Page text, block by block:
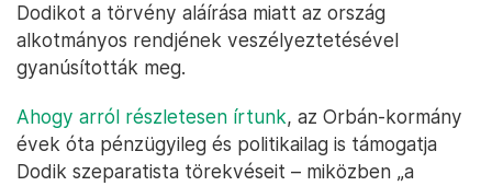
Dodikot a törvény aláírása miatt az ország
alkotmányos rendjének veszélyeztetésével
gyanúsították meg.
Ahogy arról részletesen írtunk, az Orbán-kormány
évek óta pénzügyileg és politikailag is támogatja
Dodik szeparatista törekvéseit – miközben „a